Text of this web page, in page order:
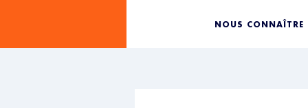
NOUS CONNAÎTRE